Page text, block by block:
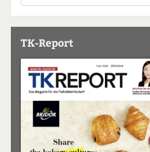
TK-Report